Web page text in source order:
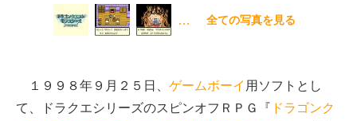
… 全ての写真を見る
１９９８年９月２５日、 ゲームボーイ 用ソフトとし
て、ドラクエシリーズのスピンオフＲＰＧ『 ドラゴンク